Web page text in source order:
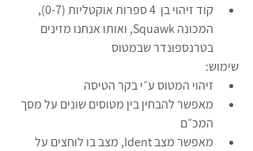
קוד זיהוי בן  4 ספרות אוקטליות (0-7),
המכונה Squawk, ואותו אנחנו מזינים
בטרנספונדר שבמטוס
שימוש:
זיהוי המטוס ע״י בקר הטיסה
מאפשר להבחין בין מטוסים שונים על מסך
המכ״ם
מאפשר מצב Ident, מצב בו לוחצים על